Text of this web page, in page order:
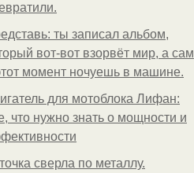
ты записал альбом,
вот-вот взорвёт мир, а сам
момент ночуешь в машине.
для мотоблока Лифан:
что нужно знать о мощности и
сверла по металлу.